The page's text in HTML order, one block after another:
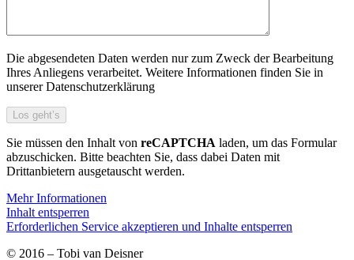
Die abgesendeten Daten werden nur zum Zweck der Bearbeitung
Ihres Anliegens verarbeitet. Weitere Informationen finden Sie in
unserer Datenschutzerklärung
Sie müssen den Inhalt von reCAPTCHA laden, um das Formular
abzuschicken. Bitte beachten Sie, dass dabei Daten mit
Drittanbietern ausgetauscht werden.
Mehr Informationen
Inhalt entsperren
Erforderlichen Service akzeptieren und Inhalte entsperren
© 2016 – Tobi van Deisner